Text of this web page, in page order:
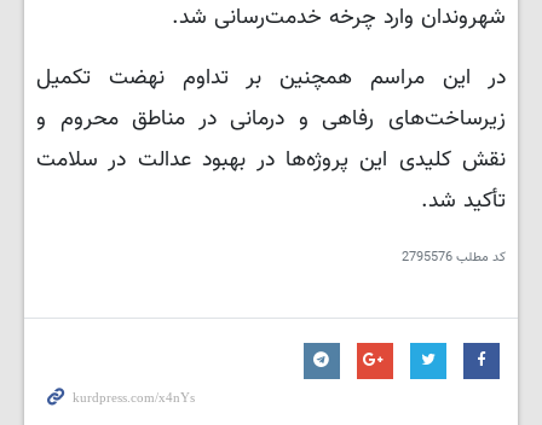
شهروندان وارد چرخه خدمت‌رسانی شد.
در این مراسم همچنین بر تداوم نهضت تکمیل
زیرساخت‌های رفاهی و درمانی در مناطق محروم و
نقش کلیدی این پروژه‌ها در بهبود عدالت در سلامت
تأکید شد.
کد مطلب2795576